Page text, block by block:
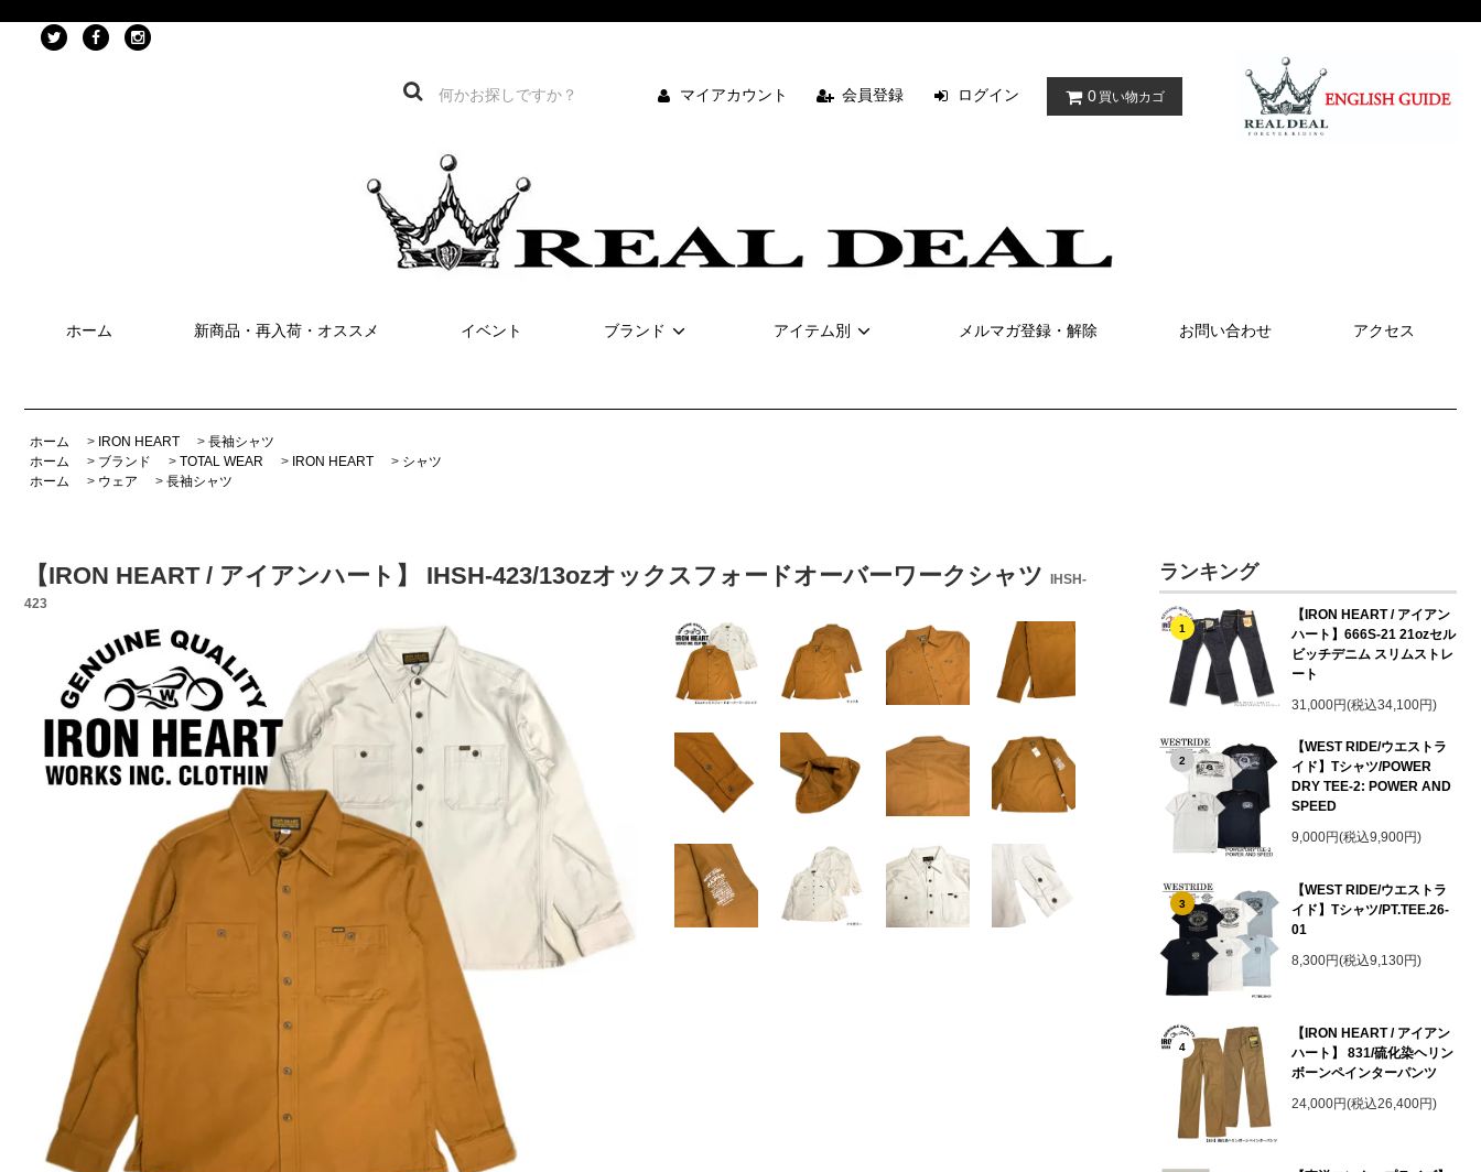
マイアカウント 会員登録 ログイン 0 買い物カゴ
ホーム 新商品・再入荷・オススメ イベント ブランド アイテム別 メルマガ登録・解除 お問い合わせ アクセス
ホーム > IRON HEART > 長袖シャツ
ホーム
> ブランド > TOTAL WEAR > IRON HEART > シャツ
ホーム
> ウェア > 長袖シャツ
ランキング
1
【IRON HEART / アイアン
ハート】666S-21 21ozセル
ビッチデニム スリムストレ
ート
31,000円(税込34,100円)
2
【WEST RIDE/ウエストラ
イド】Tシャツ/POWER
DRY TEE-2: POWER AND
SPEED
9,000円(税込9,900円)
3
【WEST RIDE/ウエストラ
イド】Tシャツ/PT.TEE.26-
01
8,300円(税込9,130円)
4
【IRON HEART / アイアン
ハート】 831/硫化染ヘリン
ボーンペインターパンツ
24,000円(税込26,400円)
【IRON HEART / アイアンハート】 IHSH-423/13ozオックスフォードオーバーワークシャツ IHSH-
423